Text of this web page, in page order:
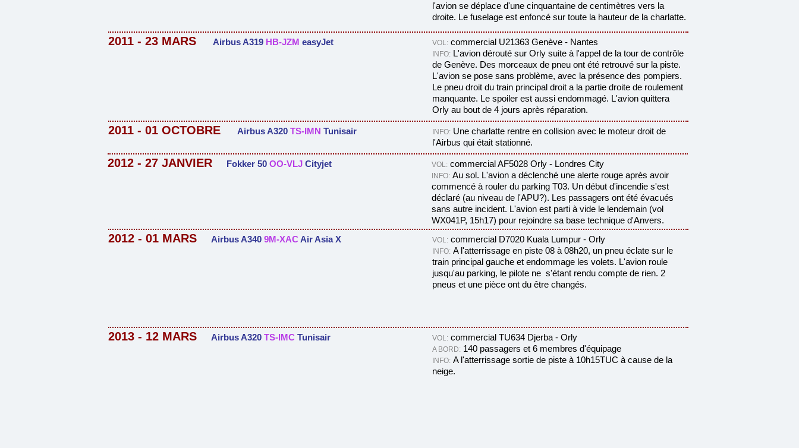
l'avion se déplace d'une cinquantaine de centimètres vers la
droite. Le fuselage est enfoncé sur toute la hauteur de la charlatte.
2011 - 23 MARS Airbus A319 HB-JZM easyJet VOL: commercial U21363 Genève - Nantes
INFO: L'avion dérouté sur Orly suite à l'appel de la tour de contrôle
de Genève. Des morceaux de pneu ont été retrouvé sur la piste.
L'avion se pose sans problème, avec la présence des pompiers.
Le pneu droit du train principal droit a la partie droite de roulement
manquante. Le spoiler est aussi endommagé. L'avion quittera
Orly au bout de 4 jours après réparation.
2011 - 01 OCTOBRE Airbus A320 TS-IMN Tunisair INFO: Une charlatte rentre en collision avec le moteur droit de
l'Airbus qui était stationné.
2012 - 27 JANVIER Fokker 50 OO-VLJ Cityjet VOL: commercial AF5028 Orly - Londres City
INFO: Au sol. L'avion a déclenché une alerte rouge après avoir
commencé à rouler du parking T03. Un début d'incendie s'est
déclaré (au niveau de l'APU?). Les passagers ont été évacués
sans autre incident. L'avion est parti à vide le lendemain (vol
WX041P, 15h17) pour rejoindre sa base technique d'Anvers.
2012 - 01 MARS Airbus A340 9M-XACAir Asia X VOL: commercial D7020 Kuala Lumpur - Orly
INFO: A l'atterrissage en piste 08 à 08h20, un pneu éclate sur le
train principal gauche et endommage les volets. L'avion roule
jusqu'au parking, le pilote ne s'étant rendu compte de rien. 2
pneus et une pièce ont du être changés.
2013 - 12 MARS Airbus A320 TS-IMC Tunisair VOL: commercial TU634 Djerba - Orly
A BORD: 140 passagers et 6 membres d'équipage
INFO: A l'atterrissage sortie de piste à 10h15TUC à cause de la
neige.